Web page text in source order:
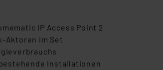
IP Access Point 2
im Set
Installationen